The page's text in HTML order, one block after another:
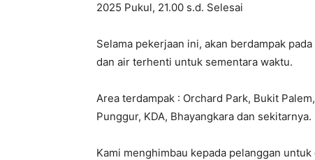
2025 Pukul, 21.00 s.d. Selesai
Selama pekerjaan ini, akan berdampak
dan air terhenti untuk sementara waktu.
Area terdampak : Orchard Park, Bukit
Punggur, KDA, Bhayangkara dan sekitarnya.
Kami menghimbau kepada pelanggan